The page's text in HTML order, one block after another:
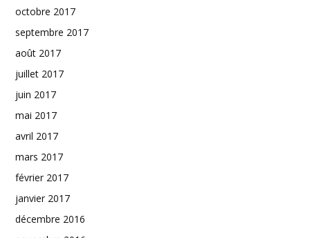
octobre 2017
septembre 2017
août 2017
juillet 2017
juin 2017
mai 2017
avril 2017
mars 2017
février 2017
janvier 2017
décembre 2016